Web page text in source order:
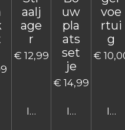
aalj
age
r
€ 12,99
In winkelwagen
uw
pla
ats
set
je
€ 14,99
In
voe
rtui
g
€
In